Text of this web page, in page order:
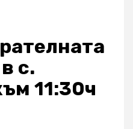
с.
11:30ч